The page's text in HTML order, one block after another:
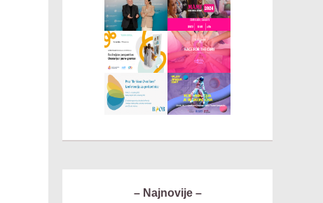
– Najnovije –